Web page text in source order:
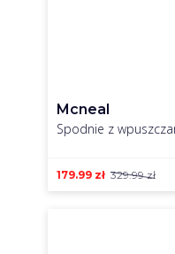
Mcneal
Spodnie z
179.99 zł 329.99zł